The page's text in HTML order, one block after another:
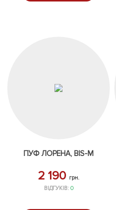
ПУФ ЛОРЕНА, BIS-M
2 190 грн.
ВІДГУКІВ: 0